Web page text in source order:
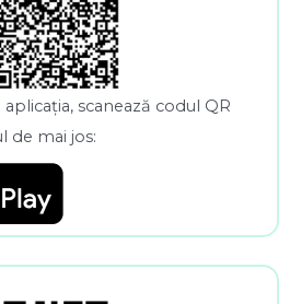
scanează codul QR
de mai jos: